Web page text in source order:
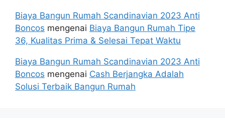
Biaya Bangun Rumah Scandinavian 2023 Anti
Boncos mengenai Biaya Bangun Rumah Tipe
36, Kualitas Prima & Selesai Tepat Waktu
Biaya Bangun Rumah Scandinavian 2023 Anti
Boncos mengenai Cash Berjangka Adalah
Solusi Terbaik Bangun Rumah